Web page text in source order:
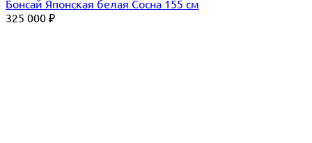
Бонсай Японская белая Сосна 155 см
325 000 ₽